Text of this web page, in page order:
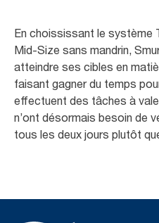
En choississant le système
Mid-Size sans mandrin,
atteindre ses cibles en
faisant gagner du temps
effectuent des tâches à
n’ont désormais besoin de
tous les deux jours plutôt